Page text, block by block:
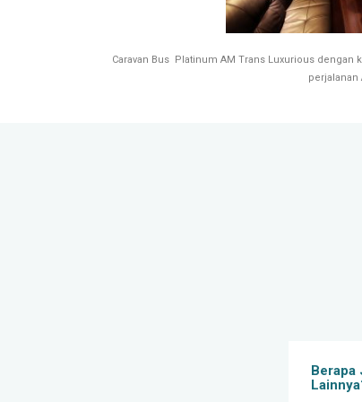
Caravan Bus Platinum AM Trans Luxurious
perjalanan
Berapa